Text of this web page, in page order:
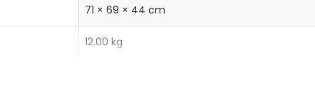
71 × 69 × 44 cm
12.00 kg